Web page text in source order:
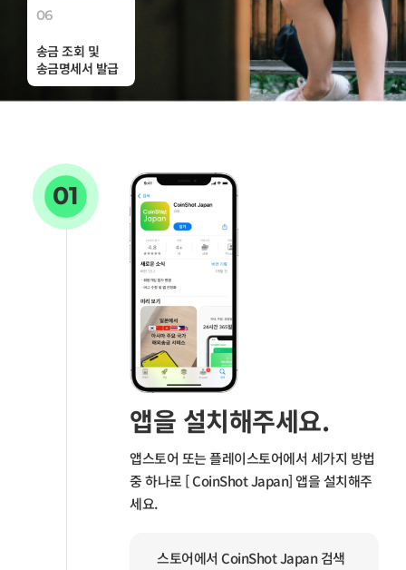
06
송금 조회 및
송금명세서 발급
01
앱을 설치해주세요.
앱스토어 또는 플레이스토어에서 세가지 방법
중 하나로 [ CoinShot Japan] 앱을 설치해주
세요.
스토어에서 CoinShot Japan 검색